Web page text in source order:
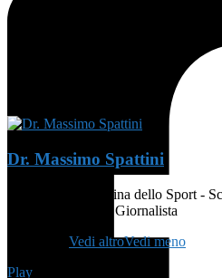
Dr. Massimo Spattini
MEDICO - Medicina dello Sport -
Dietetica - Atleta - Giornalista
Vedi altroVedi meno
Play